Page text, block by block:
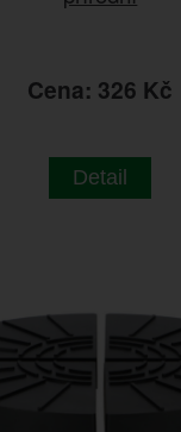
Cena: 326 Kč
Detail